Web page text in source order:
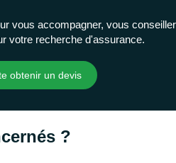
vous accompagner, vous
votre recherche d'assurance.
obtenir un devis
?